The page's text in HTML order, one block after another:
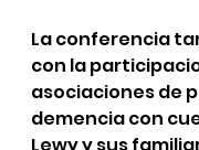
La conferencia
con la
asociaciones de
demencia con
Lewy y sus